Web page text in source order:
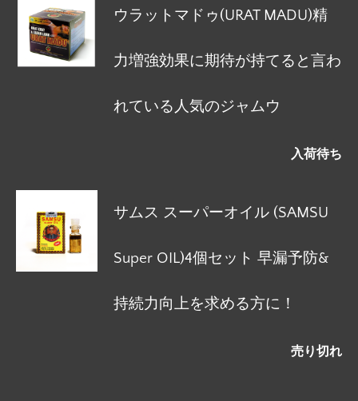
ウラットマドゥ(URAT MADU)精
力増強効果に期待が持てると言わ
れている人気のジャムウ
入荷待ち
サムス スーパーオイル (SAMSU
Super OIL)4個セット 早漏予防&
持続力向上を求める方に！
売り切れ